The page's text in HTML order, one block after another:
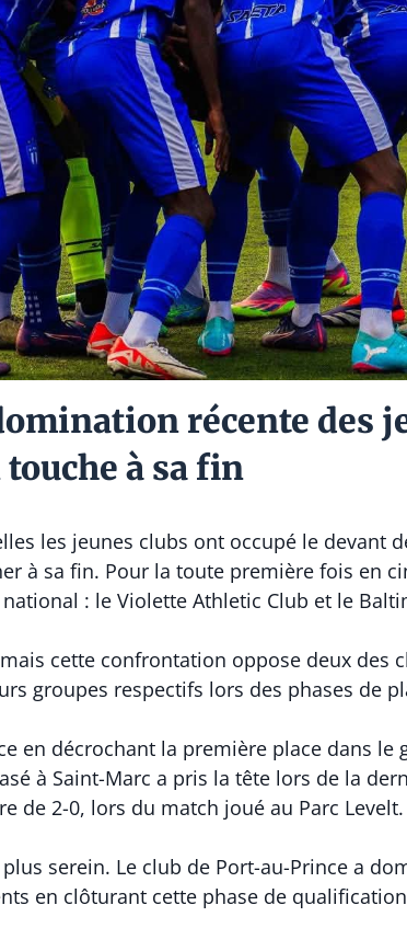
récente des
à sa fin
les jeunes clubs ont occupé le devant
à sa fin. Pour la toute première fois en
: le Violette Athletic Club et le
cette confrontation oppose deux des
groupes respectifs lors des phases de
en décrochant la première place dans le
à Saint-Marc a pris la tête lors de la
de 2-0, lors du match joué au Parc Levelt.
serein. Le club de Port-au-Prince a
en clôturant cette phase de